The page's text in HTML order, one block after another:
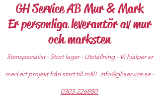
GH Service AB Mur & Mark
Er personliga leverantör av mur
och marksten
Stenspecialist - Stort lager - Utställning - Vi hjälper er
med ert projekt från start till mål! info@ghservice.se-
0303-226880